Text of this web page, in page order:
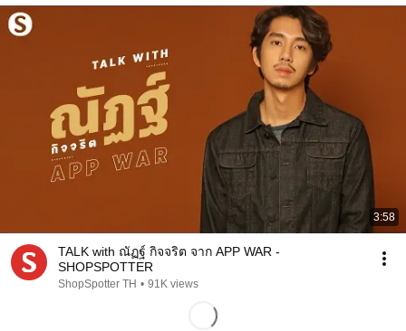
3:58
TALK with ณัฏฐ์ กิจจริต จาก APP WAR -
SHOPSPOTTER
ShopSpotter TH • 91K views